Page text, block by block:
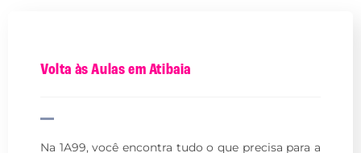
Volta às Aulas em Atibaia
Na 1A99, você encontra tudo o que precisa para a